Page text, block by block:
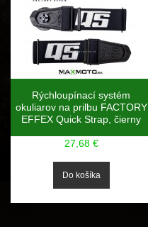
Rýchloupínací systém
okuliarov na prilbu FACTORY
EFFEX Quick Strap, čierny
27,68 €